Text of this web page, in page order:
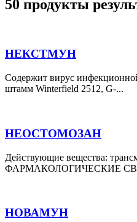
50 продукты
НЕКСТМУН
Содержит вирус
штамм Winterfield 2512, G-...
НЕОСТОМОЗАН
Действующие вещества:
ФАРМАКОЛОГИЧЕСКИЕ
НОВАМУН